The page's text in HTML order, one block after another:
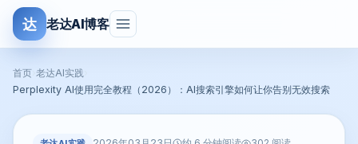
达 老达AI博客
首页 老达AI实践
Perplexity AI使用完全教程（2026）：AI搜索引擎如何让你告别无效搜索